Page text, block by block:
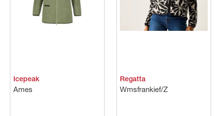
Icepeak
Ames
Regatta
Wmsfrankief/Z